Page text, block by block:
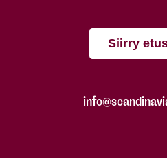
Siirry